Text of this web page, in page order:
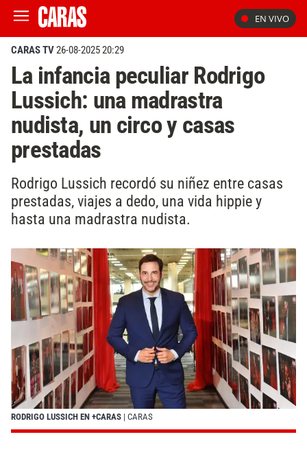
EN VIVO
CARAS TV26-08-2025 20:29
La infancia peculiar Rodrigo
Lussich: una madrastra
nudista, un circo y casas
prestadas
Rodrigo Lussich recordó su niñez entre casas
prestadas, viajes a dedo, una vida hippie y
hasta una madrastra nudista.
RODRIGO LUSSICH EN +CARAS | CARAS